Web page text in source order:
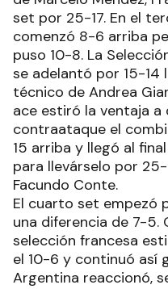
set por 25-17. En el
comenzó 8-6 arriba
puso 10-8. La
se adelantó por 15-
técnico de Andrea
ace estiró la ventaja a
contraataque el
15 arriba y llegó al
para llevárselo por
Facundo Conte.
El cuarto set empezó
una diferencia de 7-5.
selección francesa
el 10-6 y continuó así
Argentina reaccionó,